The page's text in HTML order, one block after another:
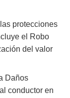
protecciones
el Robo
del valor
Daños
conductor en